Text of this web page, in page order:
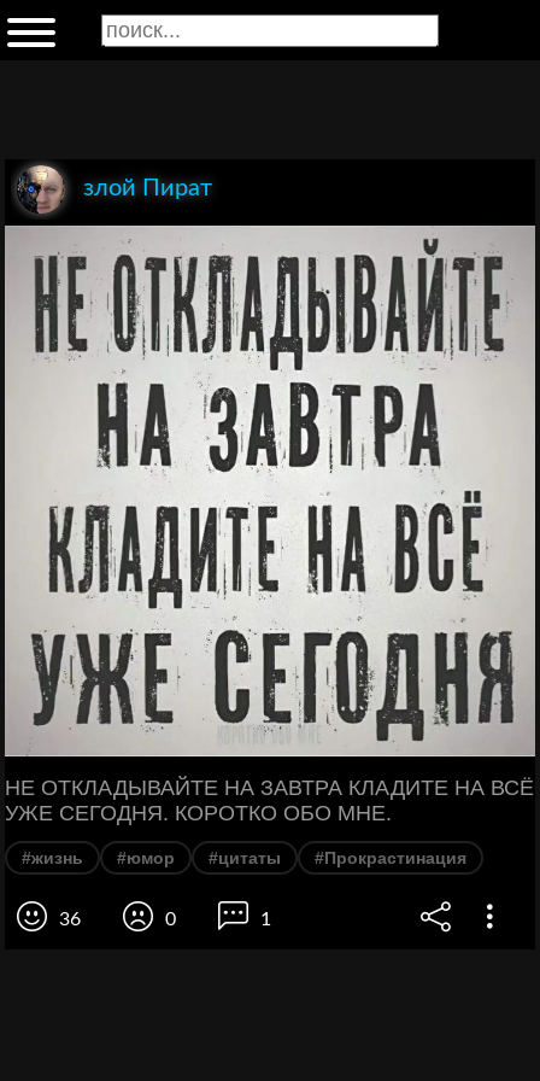
злой Пират
НЕ ОТКЛАДЫВАЙТЕ НА ЗАВТРА КЛАДИТЕ НА ВСЁ
УЖЕ СЕГОДНЯ. КОРОТКО ОБО МНЕ.
#жизнь #юмор #цитаты #Прокрастинация
36 0 1